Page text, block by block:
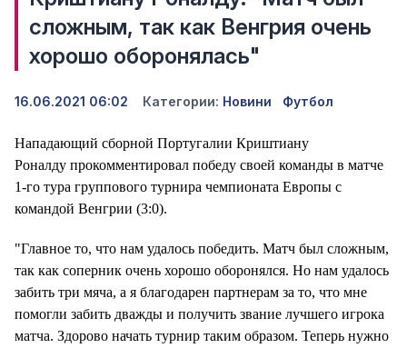
сложным, так как Венгрия очень
хорошо оборонялась"
16.06.2021 06:02 Категории: Новини Футбол
Нападающий сборной Португалии Криштиану
Роналду прокомментировал победу своей команды в матче
1-го тура группового турнира чемпионата Европы с
командой Венгрии (3:0).
"Главное то, что нам удалось победить. Матч был сложным,
так как соперник очень хорошо оборонялся. Но нам удалось
забить три мяча, а я благодарен партнерам за то, что мне
помогли забить дважды и получить звание лучшего игрока
матча. Здорово начать турнир таким образом. Теперь нужно